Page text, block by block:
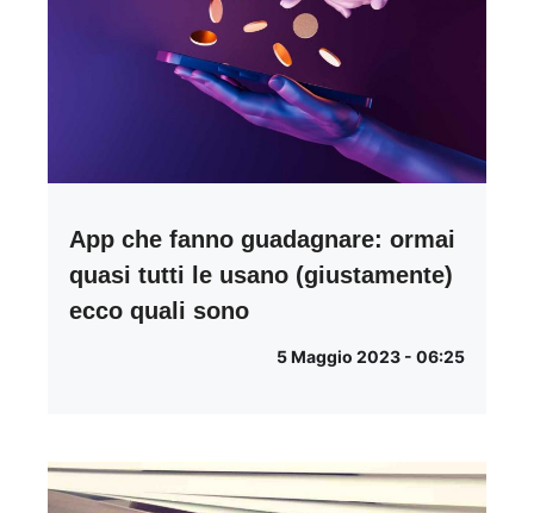
App che fanno guadagnare: ormai
quasi tutti le usano (giustamente)
ecco quali sono
5 Maggio 2023 - 06:25